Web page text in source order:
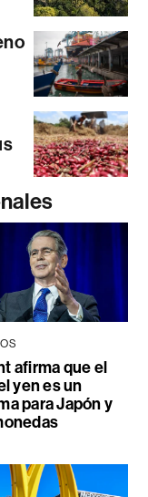
afirma que el
yen es un
para Japón y